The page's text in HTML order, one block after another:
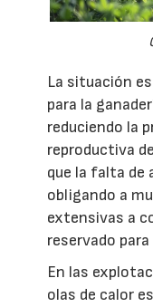
La situación
para la
reduciendo la
reproductiva
que la falta de
obligando a
extensivas a
reservado
En las
olas de calor